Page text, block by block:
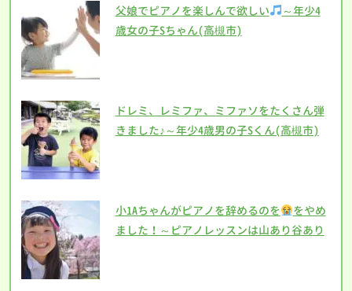
父娘でピアノを楽しんで欲しい
～年少4
歳女の子Sちゃん(高槻市)
ドレミ、レミファ、ミファソをたくさん弾
きました♪～年少4歳男の子Sくん(高槻市)
小1Aちゃんがピアノを辞めるのを
をやめ
ました！～ピアノレッスンは山あり谷あり